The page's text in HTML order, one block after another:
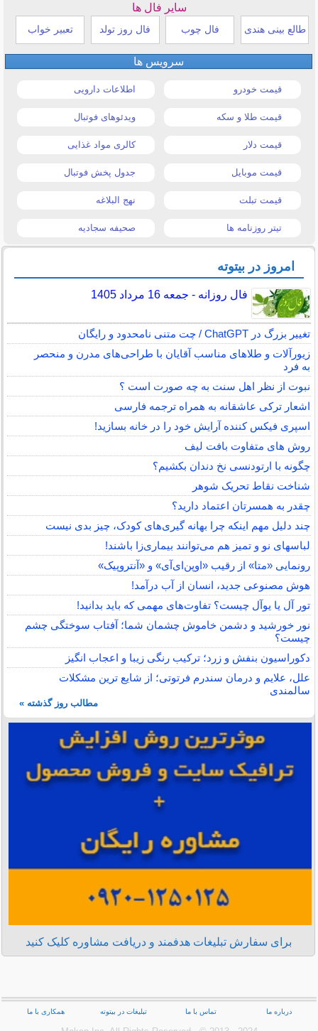
سایر فال ها
طالع بینی هندی فال چوب فال روز تولد تعبیر خواب
سرویس ها
قیمت خودرو اطلاعات دارویی
قیمت طلا و سکه ویدئوهای فوتبال
قیمت دلار کالری مواد غذایی
قیمت موبایل جدول پخش فوتبال
قیمت تبلت نهج البلاغه
تیتر روزنامه ها صحیفه سجادیه
امروز در بیتوته
فال روزانه - جمعه 16 مرداد 1405
تغییر بزرگ در ChatGPT / چت متنی نامحدود و رایگان
زیورآلات و طلاهای مناسب آقایان با طراحی‌های مدرن و منحصر
به فرد
نبوت از نظر اهل سنت به چه صورت است ؟
اشعار ترکی عاشقانه به همراه ترجمه فارسی
اسپری فیکس کننده آرایش خود را در خانه بسازید!
روش های متفاوت بافت لیف
چگونه با ارتودنسی نخ دندان بکشیم؟
شناخت نقاط تحریک شوهر
چقدر به همسرتان اعتماد دارید؟
چند دلیل مهم اینکه چرا بهانه گیری‌های کودک، چیز بدی نیست
لباس‎های نو و تمیز هم می‌توانند بیماری‌زا باشند!
رونمایی «متا» از رقیب «اوپن‌ای‌آی» و «آنتروپیک»
هوش مصنوعی جدید، انسان از آب درآمد!
تور آل یا یوآل چیست؟ تفاوت‌های مهمی که باید بدانید!
نور خورشید و دشمن خاموش چشمان شما؛ آفتاب سوختگی چشم
چیست؟
دکوراسیون بنفش و زرد؛ ترکیب رنگی زیبا و اعجاب انگیز
علل، علایم و درمان سندرم فرتوتی؛ از شایع ترین مشکلات
سالمندی
مطالب روز گذشته »
برای سفارش تبلیغات هدفمند و دریافت مشاوره کلیک کنید
درباره ما تماس با ما تبلیغات در بیتوته همکاری با ما